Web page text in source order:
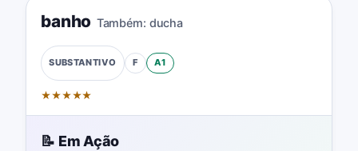
banho Também: ducha
SUBSTANTIVO F A1
★★★★★
📝 Em Ação